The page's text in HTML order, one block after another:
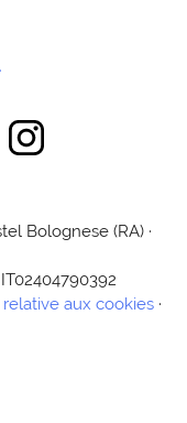
Facebook Page
Comecer Instagram
Bolognese (RA) ·
relative aux cookies ·